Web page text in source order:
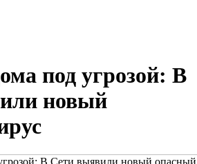
под угрозой: В
новый